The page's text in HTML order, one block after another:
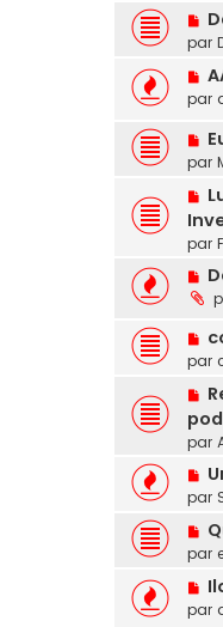
a
m
e
s
a
g
v
e
a
m
e
a
g
e
N
o
v
e
u
m
e
s
a
g
e
par
N
o
v
e
u
m
e
s
s
a
g
par
N
o
v
e
a
u
m
e
a
g
e
par
N
o
e
a
m
e
s
a
g
e
par
N
o
v
e
u
m
e
s
a
g
e
N
o
v
e
a
u
m
e
s
s
g
e
par
N
o
u
e
a
u
m
e
s
s
par
N
o
v
e
a
par
N
o
v
e
par
N
o
par